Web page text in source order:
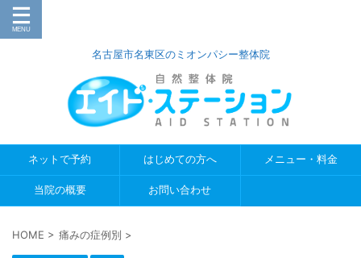
名古屋市名東区のミオンパシー整体院
ネットで予約 はじめての方へ メニュー・料金
当院の概要 お問い合わせ
HOME > 痛みの症例別 >